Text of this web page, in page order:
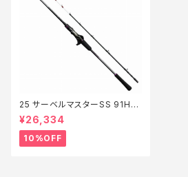
25 サーベルマスターSS 91H17
0【継続セール_ロッド】【10】
¥26,334
10%OFF